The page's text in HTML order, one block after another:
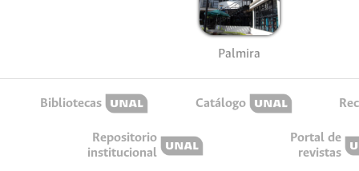
Palmira
Bibliotecas Catálogo
Repositorio
institucional
Portal de
revistas